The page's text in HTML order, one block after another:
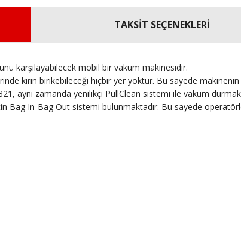
TAKSİT SEÇENEKLERİ
karşılayabilecek mobil bir vakum makinesidir.
kirin birikebileceği hiçbir yer yoktur. Bu sayede
aynı zamanda yenilikçi PullClean sistemi ile vakum
Bag In-Bag Out sistemi bulunmaktadır. Bu sayede